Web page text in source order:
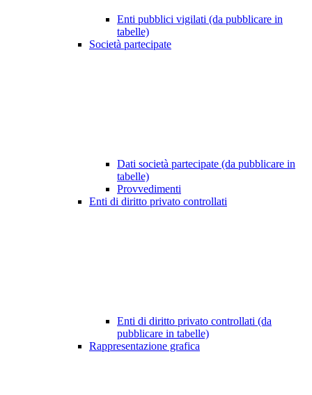
Enti pubblici vigilati (da pubblicare in
tabelle)
Società partecipate
Dati società partecipate (da pubblicare in
tabelle)
Provvedimenti
Enti di diritto privato controllati
Enti di diritto privato controllati (da
pubblicare in tabelle)
Rappresentazione grafica